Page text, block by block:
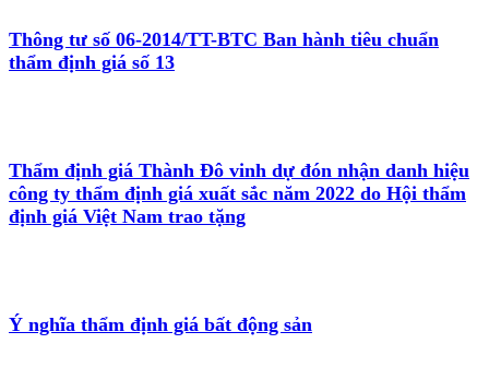
Thông tư số 06-2014/TT-BTC Ban hành tiêu chuẩn
thẩm định giá số 13
Thẩm định giá Thành Đô vinh dự đón nhận danh hiệu
công ty thẩm định giá xuất sắc năm 2022 do Hội thẩm
định giá Việt Nam trao tặng
Ý nghĩa thẩm định giá bất động sản